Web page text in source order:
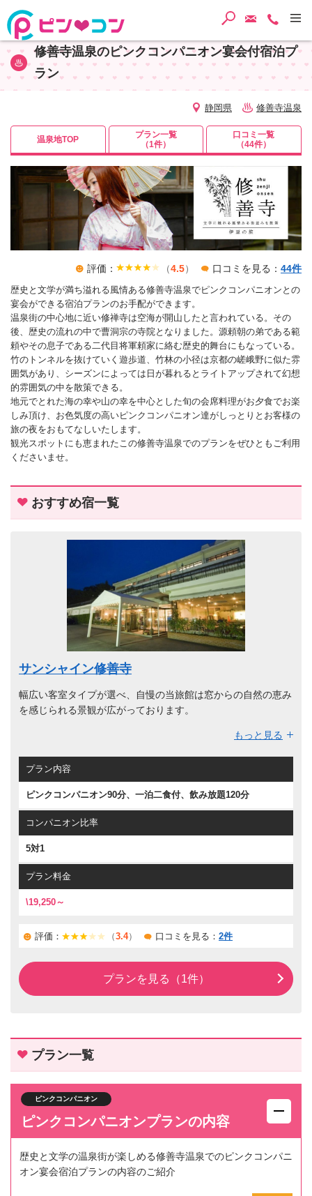
ご予約・
検索
修善寺温泉のピンクコンパニオン宴会付宿泊プ
ラン
静岡県 修善寺温泉
温泉地TOP
プラン一覧
（1件）
口コミ一覧
（44件）
評価： （4.5） 口コミを見る： 44件
歴史と文学が満ち溢れる風情ある修善寺温泉でピンクコンパニオンとの
宴会ができる宿泊プランのお手配ができます。
温泉街の中心地に近い修禅寺は空海が開山したと言われている。その
後、歴史の流れの中で曹洞宗の寺院となりました。源頼朝の弟である範
頼やその息子である二代目将軍頼家に絡む歴史的舞台にもなっている。
竹のトンネルを抜けていく遊歩道、竹林の小径は京都の嵯峨野に似た雰
囲気があり、シーズンによっては日が暮れるとライトアップされて幻想
的雰囲気の中を散策できる。
地元でとれた海の幸や山の幸を中心とした旬の会席料理がお夕食でお楽
しみ頂け、お色気度の高いピンクコンパニオン達がしっとりとお客様の
旅の夜をおもてなしいたします。
観光スポットにも恵まれたこの修善寺温泉でのプランをぜひともご利用
くださいませ。
おすすめ宿一覧
サンシャイン修善寺
幅広い客室タイプが選べ、自慢の当旅館は窓からの自然の恵み
を感じられる景観が広がっております。
駿河湾でとれた新鮮な海鮮を活かした四季折々の会席料理も自
慢です。
もっと見る
プラン内容
ピンクコンパニオン90分、一泊二食付、飲み放題120分
コンパニオン比率
5対1
プラン料金
\19,250～
評価： （3.4） 口コミを見る： 2件
プランを見る（1件）
プラン一覧
ピンクコンパニオン
ピンクコンパニオンプランの内容
歴史と文学の温泉街が楽しめる修善寺温泉でのピンクコンパニ
オン宴会宿泊プランの内容のご紹介